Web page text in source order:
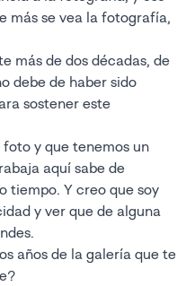
más se vea la fotografía,
más de dos décadas, de
debe de haber sido
sostener este
foto y que tenemos un
aquí sabe de
tiempo. Y creo que soy
y ver que de alguna
años de la galería que te